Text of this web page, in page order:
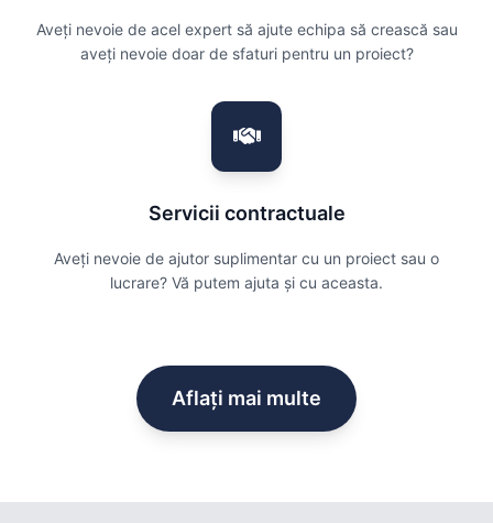
Aveți nevoie de acel expert să ajute echipa să crească sau
aveți nevoie doar de sfaturi pentru un proiect?
Servicii contractuale
Aveți nevoie de ajutor suplimentar cu un proiect sau o
lucrare? Vă putem ajuta și cu aceasta.
Aflați mai multe